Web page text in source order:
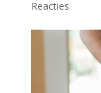
Reacties